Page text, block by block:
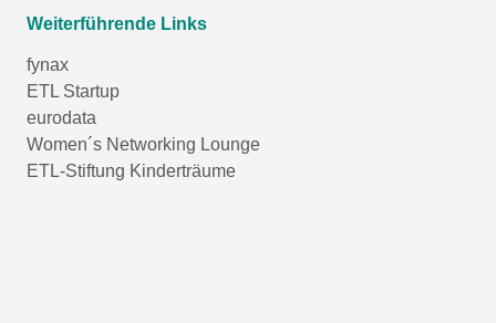
Weiterführende Links
fynax
ETL Startup
eurodata
Women´s Networking Lounge
ETL-Stiftung Kinderträume